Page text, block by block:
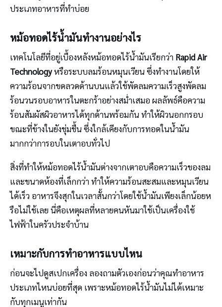
ประเภทอาหารที่ทำบ่อย
หม้อทอดไร้น้ำมันทำงานอย่างไร
เทคโนโลยีที่อยู่เบื้องหลังหม้อทอดไร้น้ำมันเรียกว่า Rapid Air
Technologyหรือระบบลมร้อนหมุนเวียน ซึ่งทำงานโดยให้
ความร้อนจากขดลวดด้านบนแล้วใช้พัดลมความเร็วสูงพัดลม
ร้อนวนรอบอาหารในตะกร้าอย่างสม่ำเสมอ ผลลัพธ์คือความ
ร้อนสัมผัสผิวอาหารได้ทุกด้านพร้อมกัน ทำให้ผิวนอกกรอบ
ขณะที่ข้างในยังชุ่มชื้น ซึ่งใกล้เคียงกับการทอดในน้ำมัน
มากกว่าการอบในเตาอบทั่วไป
สิ่งที่ทำให้หม้อทอดไร้น้ำมันต่างจากเตาอบคือความเร็วของลม
และขนาดห้องที่เล็กกว่า ทำให้ความร้อนสะสมและหมุนเวียน
ได้เร็ว อาหารจึงสุกในเวลาสั้นกว่าโดยใช้น้ำมันเพียงเล็กน้อยห
รือไม่ใช้เลย นี่คือเหตุผลที่หลายคนหันมาใช้เป็นเครื่องใช้
ไฟฟ้าในครัวประจำบ้าน
เหมาะกับการทำอาหารแบบไหน
ก่อนจะไปดูสเปกเครื่อง ลองถามตัวเองก่อนว่าคุณทำอาหาร
ประเภทไหนบ่อยที่สุด เพราะหม้อทอดไร้น้ำมันไม่ได้เหมาะ
กับทุกเมนูเท่ากัน